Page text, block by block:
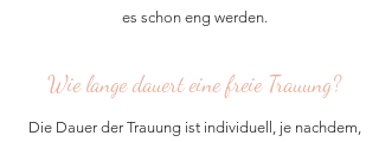
es schon eng werden.
Wie lange dauert eine freie Trauung?
Die Dauer der Trauung ist individuell, je nachdem,